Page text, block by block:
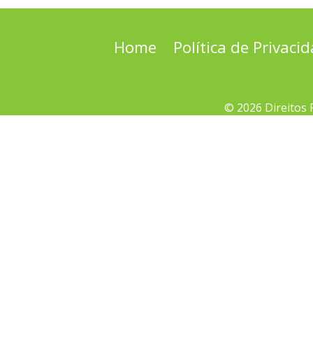
Home Política de
© 2026 Direitos